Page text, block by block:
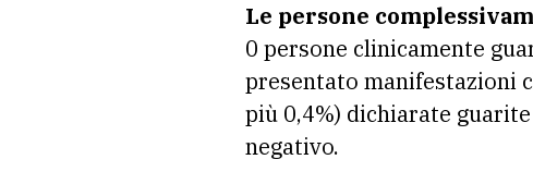
Le persone
0 persone clinicamente
presentato manifestazioni
più 0,4%) dichiarate
negativo.